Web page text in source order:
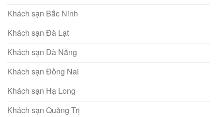
Khách sạn Bắc Ninh
Khách sạn Đà Lạt
Khách sạn Đà Nẵng
Khách sạn Đồng Nai
Khách sạn Hạ Long
Khách sạn Quảng Trị